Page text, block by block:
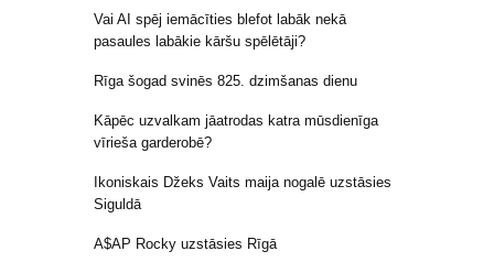
Vai AI spēj iemācīties blefot labāk nekā
pasaules labākie kāršu spēlētāji?
Rīga šogad svinēs 825. dzimšanas dienu
Kāpēc uzvalkam jāatrodas katra mūsdienīga
vīrieša garderobē?
Ikoniskais Džeks Vaits maija nogalē uzstāsies
Siguldā
A$AP Rocky uzstāsies Rīgā